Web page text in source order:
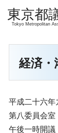
Tokyo Metropolitan
経済・
平成二十六年
第八委員会室
午後一時開議